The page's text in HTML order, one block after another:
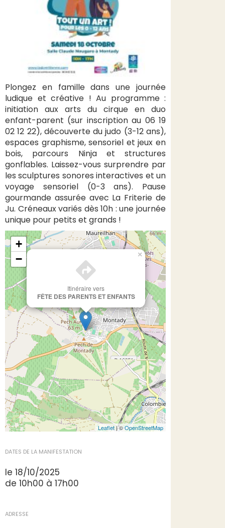
Plongez en famille dans une journée
ludique et créative ! Au programme :
initiation aux arts du cirque en duo
enfant-parent (sur inscription au 06 19
02 12 22), découverte du judo (3-12 ans),
espaces graphisme, sensoriel et jeux en
bois, parcours Ninja et structures
gonflables. Laissez-vous surprendre par
les sculptures sonores interactives et un
voyage sensoriel (0-3 ans). Pause
gourmande assurée avec La Friterie de
Ju. Créneaux variés dès 10h : une journée
unique pour petits et grands !
Itinéraire vers
FÊTE DES PARENTS ET ENFANTS
×
+
−
Leaflet| ©OpenStreetMap
DATES DE LA MANIFESTATION
le 18/10/2025
de 10h00 à 17h00
ADRESSE